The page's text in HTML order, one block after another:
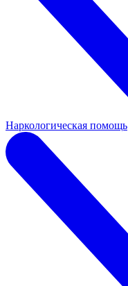
Наркологическая помощь